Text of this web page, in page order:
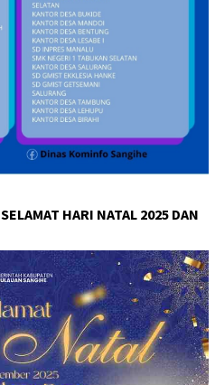
HARI NATAL 2025 DAN